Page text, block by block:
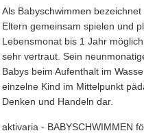
Als Babyschwimmen
Eltern gemeinsam spielen und
Lebensmonat bis 1 Jahr
sehr vertraut. Sein
Babys beim Aufenthalt im
einzelne Kind im Mittelpunkt
Denken und Handeln dar.
aktivaria - BABYSCHWIMMEN